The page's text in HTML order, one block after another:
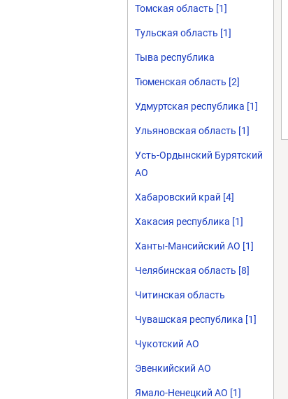
Томская область [1]
Тульская область [1]
Тыва республика
Тюменская область [2]
Удмуртская республика [1]
Ульяновская область [1]
Усть-Ордынский Бурятский
АО
Хабаровский край [4]
Хакасия республика [1]
Ханты-Мансийский АО [1]
Челябинская область [8]
Читинская область
Чувашская республика [1]
Чукотский АО
Эвенкийский АО
Ямало-Ненецкий АО [1]